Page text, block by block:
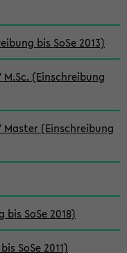
bis SoSe 2013)
(Einschreibung
Master (Einschreibung
SoSe 2018)
SoSe 2011)